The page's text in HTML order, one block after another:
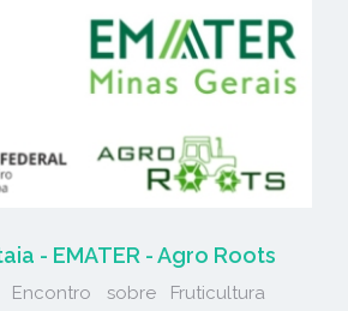
- EMATER - Agro Roots
sobre Fruticultura